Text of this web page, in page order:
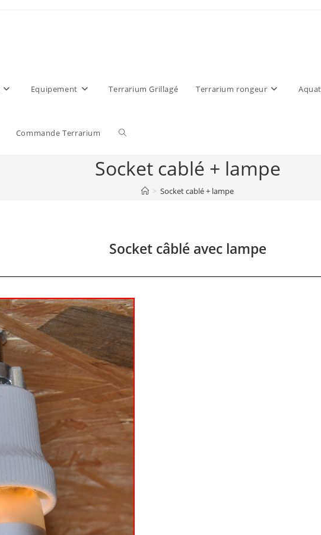
Equipement Terrarium Grillagé Terrarium rongeur
Commande Terrarium
Socket cablé + lampe
> Socket cablé + lampe
Socket câblé avec lampe